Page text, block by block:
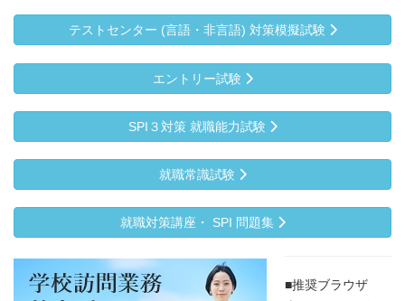
テストセンター (言語・非言語) 対策模擬試験
エントリー試験
SPI３対策 就職能力試験
就職常識試験
就職対策講座・ SPI 問題集
■推奨ブラウザ